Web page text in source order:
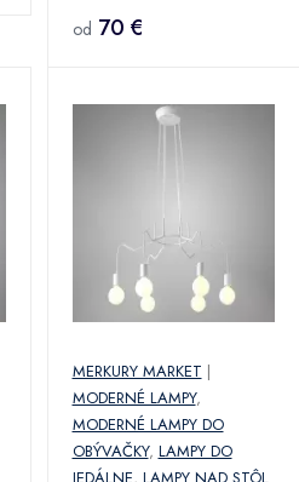
od 70 €
MERKURY MARKET |
MODERNÉ LAMPY,
MODERNÉ LAMPY DO
OBÝVAČKY, LAMPY DO